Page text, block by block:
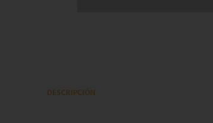
DESCRIPCIÓN